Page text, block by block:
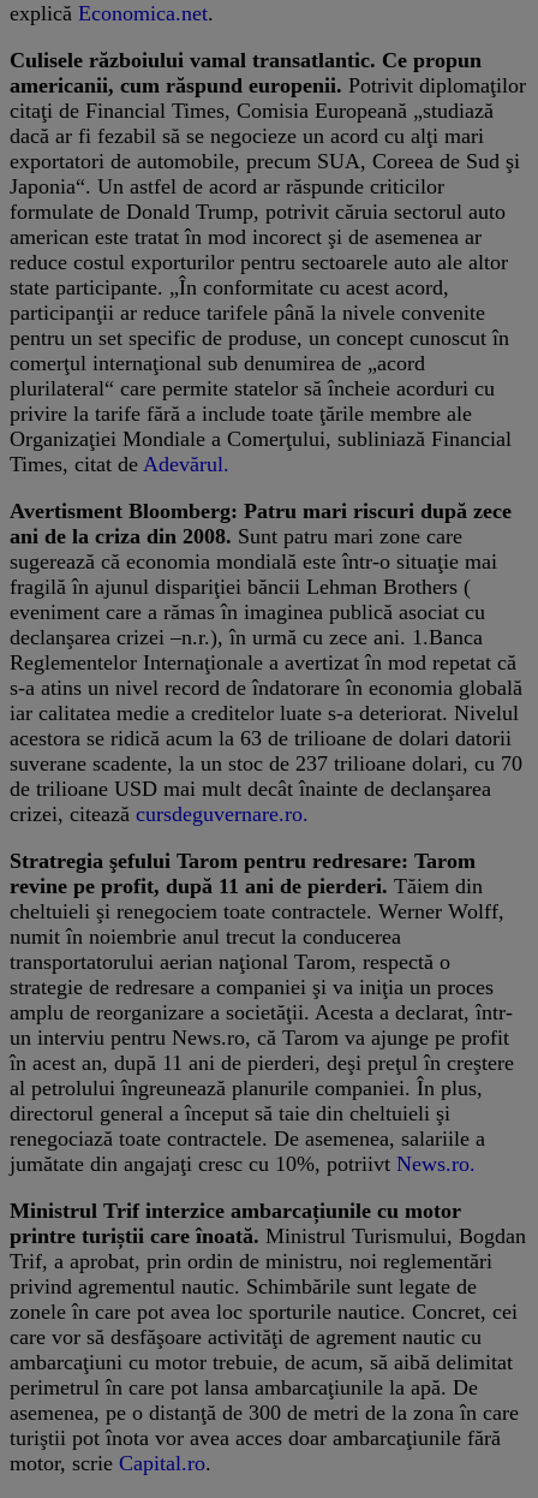
explică Economica.net.
Culisele războiului vamal transatlantic. Ce propun
americanii, cum răspund europenii. Potrivit diplomaţilor
citaţi de Financial Times, Comisia Europeană „studiază
dacă ar fi fezabil să se negocieze un acord cu alţi mari
exportatori de automobile, precum SUA, Coreea de Sud şi
Japonia“. Un astfel de acord ar răspunde criticilor
formulate de Donald Trump, potrivit căruia sectorul auto
american este tratat în mod incorect şi de asemenea ar
reduce costul exporturilor pentru sectoarele auto ale altor
state participante. „În conformitate cu acest acord,
participanţii ar reduce tarifele până la nivele convenite
pentru un set specific de produse, un concept cunoscut în
comerţul internaţional sub denumirea de „acord
plurilateral“ care permite statelor să încheie acorduri cu
privire la tarife fără a include toate ţările membre ale
Organizaţiei Mondiale a Comerţului, subliniază Financial
Times, citat de Adevărul.
Avertisment Bloomberg: Patru mari riscuri după zece
ani de la criza din 2008. Sunt patru mari zone care
sugerează că economia mondială este într-o situaţie mai
fragilă în ajunul dispariţiei băncii Lehman Brothers (
eveniment care a rămas în imaginea publică asociat cu
declanşarea crizei –n.r.), în urmă cu zece ani. 1.Banca
Reglementelor Internaţionale a avertizat în mod repetat că
s-a atins un nivel record de îndatorare în economia globală
iar calitatea medie a creditelor luate s-a deteriorat. Nivelul
acestora se ridică acum la 63 de trilioane de dolari datorii
suverane scadente, la un stoc de 237 trilioane dolari, cu 70
de trilioane USD mai mult decât înainte de declanşarea
crizei, citează cursdeguvernare.ro.
Stratregia şefului Tarom pentru redresare: Tarom
revine pe profit, după 11 ani de pierderi. Tăiem din
cheltuieli şi renegociem toate contractele. Werner Wolff,
numit în noiembrie anul trecut la conducerea
transportatorului aerian naţional Tarom, respectă o
strategie de redresare a companiei şi va iniţia un proces
amplu de reorganizare a societăţii. Acesta a declarat, într-
un interviu pentru News.ro, că Tarom va ajunge pe profit
în acest an, după 11 ani de pierderi, deşi preţul în creştere
al petrolului îngreunează planurile companiei. În plus,
directorul general a început să taie din cheltuieli şi
renegociază toate contractele. De asemenea, salariile a
jumătate din angajaţi cresc cu 10%, potriivt News.ro.
Ministrul Trif interzice ambarcațiunile cu motor
printre turiștii care înoată. Ministrul Turismului, Bogdan
Trif, a aprobat, prin ordin de ministru, noi reglementări
privind agrementul nautic. Schimbările sunt legate de
zonele în care pot avea loc sporturile nautice. Concret, cei
care vor să desfăşoare activităţi de agrement nautic cu
ambarcaţiuni cu motor trebuie, de acum, să aibă delimitat
perimetrul în care pot lansa ambarcaţiunile la apă. De
asemenea, pe o distanţă de 300 de metri de la zona în care
turiştii pot înota vor avea acces doar ambarcaţiunile fără
motor, scrie Capital.ro.